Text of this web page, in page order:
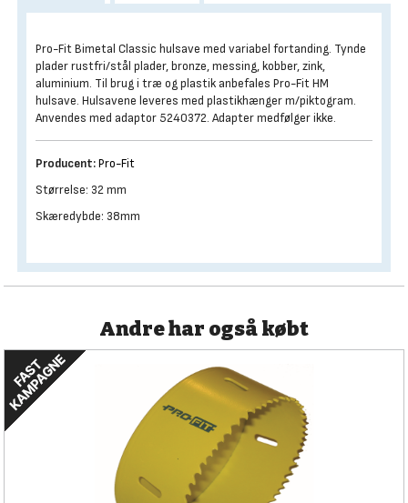
Pro-Fit Bimetal Classic hulsave med variabel fortanding. Tynde
plader rustfri/stål plader, bronze, messing, kobber, zink,
aluminium. Til brug i træ og plastik anbefales Pro-Fit HM
hulsave. Hulsavene leveres med plastikhænger m/piktogram.
Anvendes med adaptor 5240372. Adapter medfølger ikke.
Producent:Pro-Fit
Størrelse: 32 mm
Skæredybde: 38mm
Andre har også købt